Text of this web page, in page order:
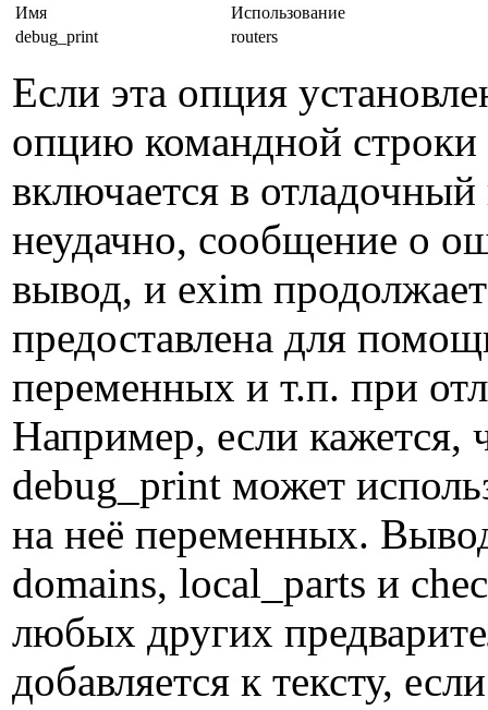
Имя
Использование
debug_print
routers
Если эта опция
опцию командной строки
включается в
неудачно, сообщение о
вывод, и exim
предоставлена для
переменных и т.п. при
Например, если кажется,
debug_print может
на неё переменных.
domains, local_parts и
любых других
добавляется к тексту,